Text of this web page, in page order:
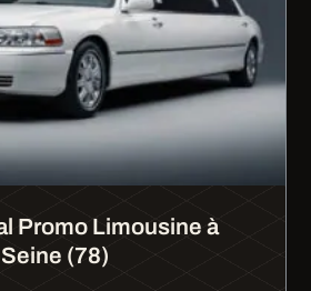
Promo Limousine à
(78)